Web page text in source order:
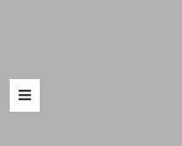
Toggle
navigation